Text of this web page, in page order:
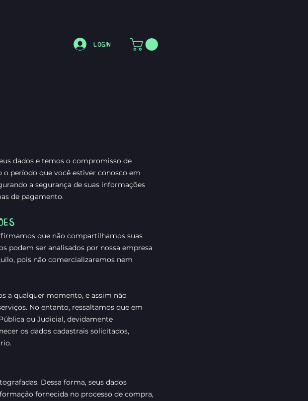
Login
dados e temos o compromisso de
período que você estiver conosco em
a segurança de suas informações
de pagamento.
que não compartilhamos suas
podem ser analisados por nossa empresa
pois não comercializaremos nem
a qualquer momento, e assim não
No entanto, ressaltamos que em
ou Judicial, devidamente
os dados cadastrais solicitados,
Dessa forma, seus dados
fornecida no processo de compra,